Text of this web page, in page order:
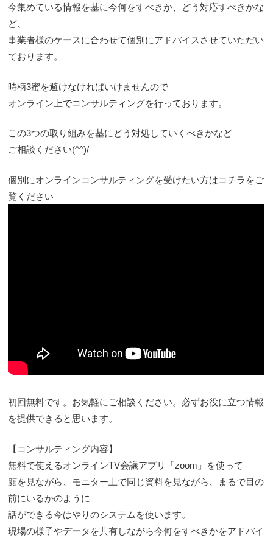
今集めている情報を基に今何をすべきか、どう対応すべきかな
ど、
事業者様のケースに合わせて個別にアドバイスさせていただい
ております。
時柄3蜜を避けなければいけませんので
オンライン上でコンサルティングを行っております。
この3つの取り組みを基にどう対処していくべきかなど
ご相談ください(^^)/
個別にオンラインコンサルティングを受けたい方はコチラをご
覧ください
初回無料です。お気軽にご相談ください。必ずお役に立つ情報
を提供できると思います。
【コンサルティング内容】
無料で使えるオンラインTV会議アプリ「zoom」を使って
顔を見ながら、モニター上で同じ資料を見ながら、まるで目の
前にいるかのように
話ができる今はやりのシステムを使います。
現場の様子やデータを共有しながら今何をすべきかをアドバイ